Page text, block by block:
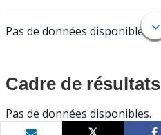
Pas de données disponibles.
Cadre de résultats
Pas de données disponibles.